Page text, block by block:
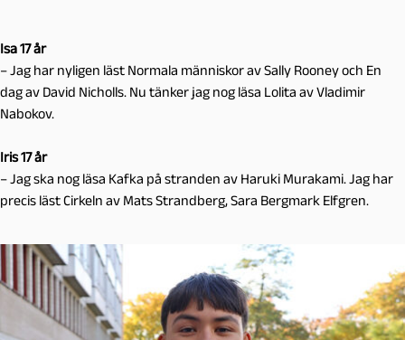
Isa 17 år
– Jag har nyligen läst Normala människor av Sally Rooney och En
dag av David Nicholls. Nu tänker jag nog läsa Lolita av Vladimir
Nabokov.
Iris 17 år
– Jag ska nog läsa Kafka på stranden av Haruki Murakami. Jag har
precis läst Cirkeln av Mats Strandberg, Sara Bergmark Elfgren.